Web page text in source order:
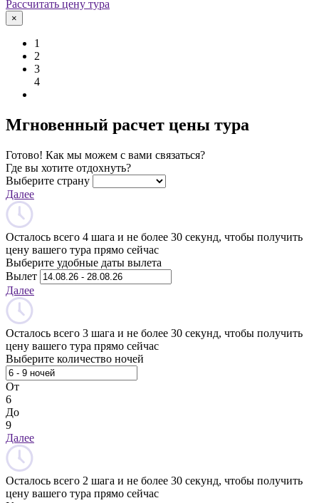
Рассчитать цену тура
×
1
2
3
4
Мгновенный расчет цены тура
Готово! Как мы можем с вами связаться?
Где вы хотите отдохнуть?
Выберите страну
Далее
Осталось всего 4 шага и не более 30 секунд, чтобы получить
цену вашего тура прямо сейчас
Выберите удобные даты вылета
Вылет
Далее
Осталось всего 3 шага и не более 30 секунд, чтобы получить
цену вашего тура прямо сейчас
Выберите количество ночей
От
6
До
9
Далее
Осталось всего 2 шага и не более 30 секунд, чтобы получить
цену вашего тура прямо сейчас